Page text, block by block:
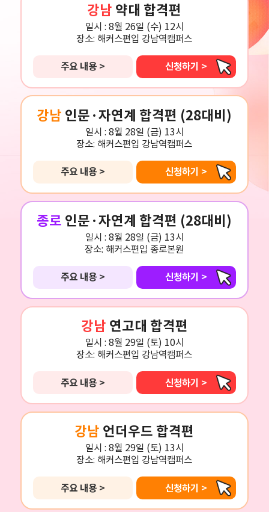
강남 약대 합격편
일시 : 8월 26일 (수) 12시
장소: 해커스편입 강남역캠퍼스
주요 내용 > 신청하기 >
강남 인문·자연계 합격편 (28대비)
일시 : 8월 28일 (금) 13시
장소: 해커스편입 강남역캠퍼스
주요 내용 > 신청하기 >
종로 인문·자연계 합격편 (28대비)
일시 : 8월 28일 (금) 13시
장소: 해커스편입 종로본원
주요 내용 > 신청하기 >
강남 연고대 합격편
일시 : 8월 29일 (토) 10시
장소: 해커스편입 강남역캠퍼스
주요 내용 > 신청하기 >
강남 언더우드 합격편
일시 : 8월 29일 (토) 13시
장소: 해커스편입 강남역캠퍼스
주요 내용 > 신청하기 >